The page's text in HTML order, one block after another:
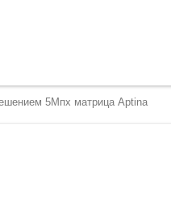
5Мпх матрица Aptina